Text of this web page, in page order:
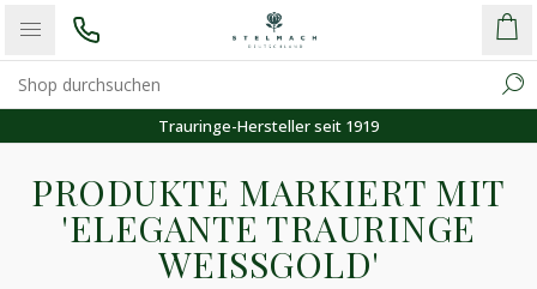
Trauringe-Hersteller seit 1919
PRODUKTE MARKIERT MIT
'ELEGANTE TRAURINGE
WEISSGOLD'